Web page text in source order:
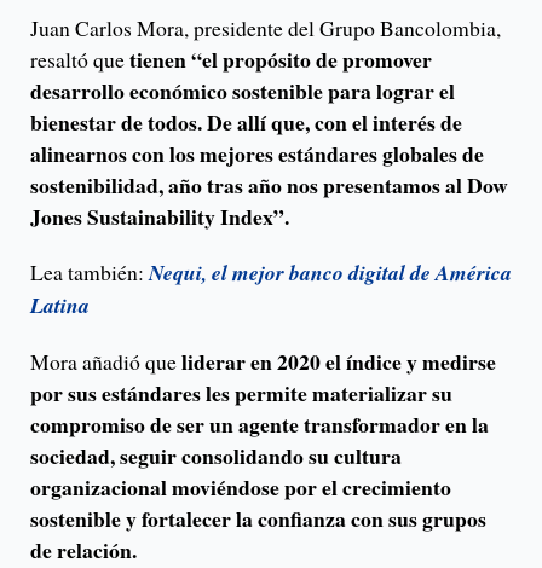
Juan Carlos Mora, presidente del Grupo Bancolombia,
resaltó quetienen “el propósito de promover
desarrollo económico sostenible para lograr el
bienestar de todos. De allí que, con el interés de
alinearnos con los mejores estándares globales de
sostenibilidad, año tras año nos presentamos al Dow
Jones Sustainability Index”.
Lea también:Nequi, el mejor banco digital de América
Latina
Mora añadió queliderar en 2020 el índice y medirse
por sus estándares les permite materializar su
compromiso de ser un agente transformador en la
sociedad, seguir consolidando su cultura
organizacional moviéndose por el crecimiento
sostenible y fortalecer la confianza con sus grupos
de relación.